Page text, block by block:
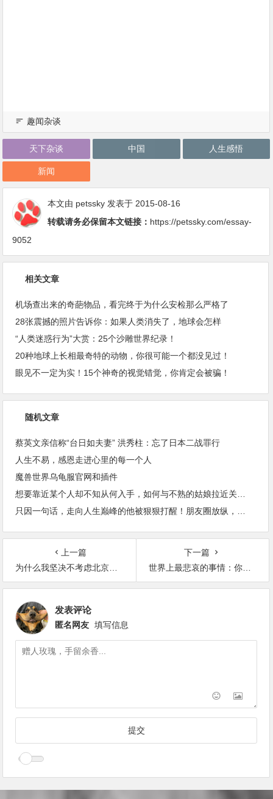
趣闻杂谈
天下杂谈 中国 人生感悟
新闻
本文由 petssky 发表于 2015-08-16
转载请务必保留本文链接： https://petssky.com/essay-
9052
相关文章
机场查出来的奇葩物品，看完终于为什么安检那么严格了
28张震撼的照片告诉你：如果人类消失了，地球会怎样
“人类迷惑行为”大赏：25个沙雕世界纪录！
20种地球上长相最奇特的动物，你很可能一个都没见过！
眼见不一定为实！15个神奇的视觉错觉，你肯定会被骗！
随机文章
蔡英文亲信称“台日如夫妻” 洪秀柱：忘了日本二战罪行
人生不易，感恩走进心里的每一个人
魔兽世界乌龟服官网和插件
上一篇
为什么我坚决不考虑北京海淀区的学区房
下一篇
世界上最悲哀的事情：你把别人当亲人 别人把你当陌路人
发表评论
匿名网友 填写信息